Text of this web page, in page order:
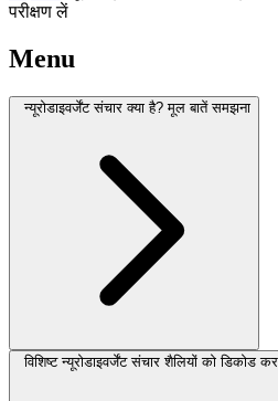
परीक्षण लें
Menu
न्यूरोडाइवर्जेंट संचार क्या है? मूल बातें समझना
विशिष्ट न्यूरोडाइवर्जेंट संचार शैलियों को डिकोड